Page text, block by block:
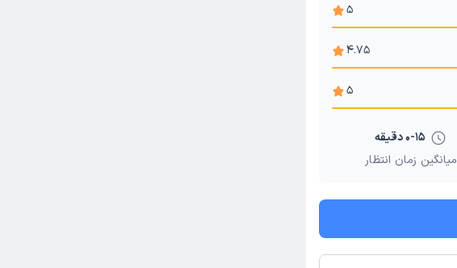
5
4.75
5
0-15 دقیقه
میانگین زمان انتظار